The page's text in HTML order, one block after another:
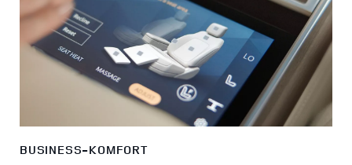
BUSINESS-KOMFORT